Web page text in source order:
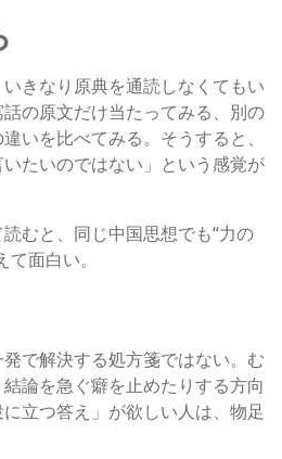
きなり原典を通読しなくてもい
の原文だけ当たってみる、別の
いを比べてみる。そうすると、
いたいのではない」という感覚が
むと、同じ中国思想でも“力の
面白い。
で解決する処方箋ではない。む
論を急ぐ癖を止めたりする方向
立つ答え」が欲しい人は、物足